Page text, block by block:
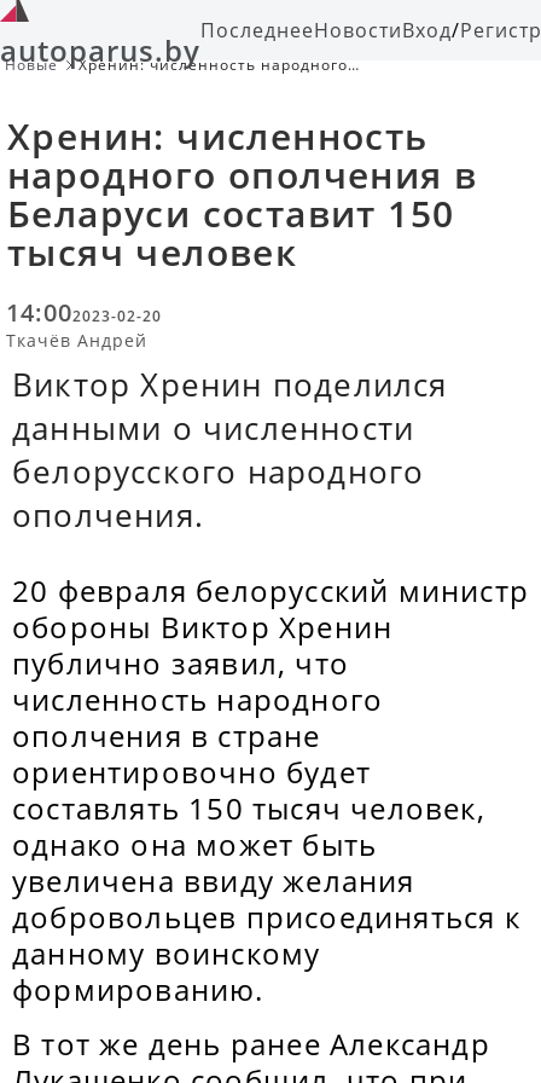
autoparus.byПоследнееНовостиВход/
Новые
Хренин: численность народного
Хренин: численность
народного ополчения в
Беларуси составит 150
тысяч человек
14:002023-02-20
Ткачёв Андрей
Виктор Хренин поделился
данными о численности
белорусского народного
ополчения.
20 февраля белорусский министр
обороны Виктор Хренин
публично заявил, что
численность народного
ополчения в стране
ориентировочно будет
составлять 150 тысяч человек,
однако она может быть
увеличена ввиду желания
добровольцев присоединяться к
данному воинскому
формированию.
В тот же день ранее Александр